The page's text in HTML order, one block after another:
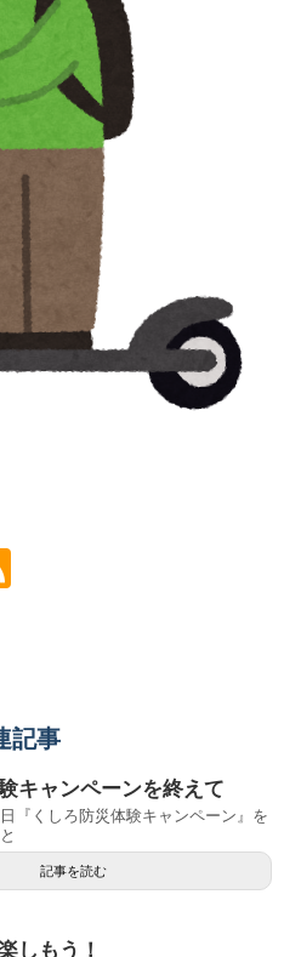
記事
キャンペーンを終えて
『くしろ防災体験キャンペーン』を
記事を読む
しもう！